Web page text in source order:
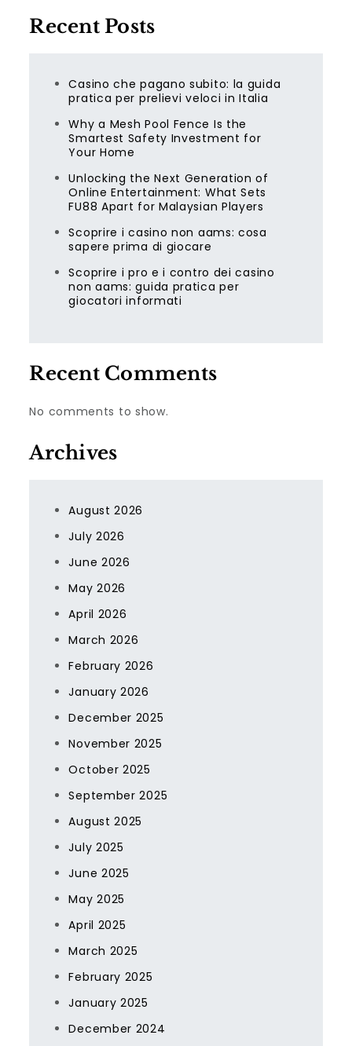
Recent Posts
Casino che pagano subito: la guida
pratica per prelievi veloci in Italia
Why a Mesh Pool Fence Is the
Smartest Safety Investment for
Your Home
Unlocking the Next Generation of
Online Entertainment: What Sets
FU88 Apart for Malaysian Players
Scoprire i casino non aams: cosa
sapere prima di giocare
Scoprire i pro e i contro dei casino
non aams: guida pratica per
giocatori informati
Recent Comments
No comments to show.
Archives
August 2026
July 2026
June 2026
May 2026
April 2026
March 2026
February 2026
January 2026
December 2025
November 2025
October 2025
September 2025
August 2025
July 2025
June 2025
May 2025
April 2025
March 2025
February 2025
January 2025
December 2024